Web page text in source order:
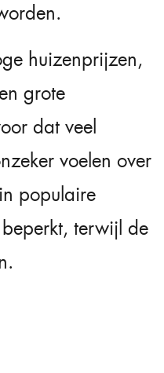
huizenprijzen,
grote
dat veel
voelen over
populaire
terwijl de